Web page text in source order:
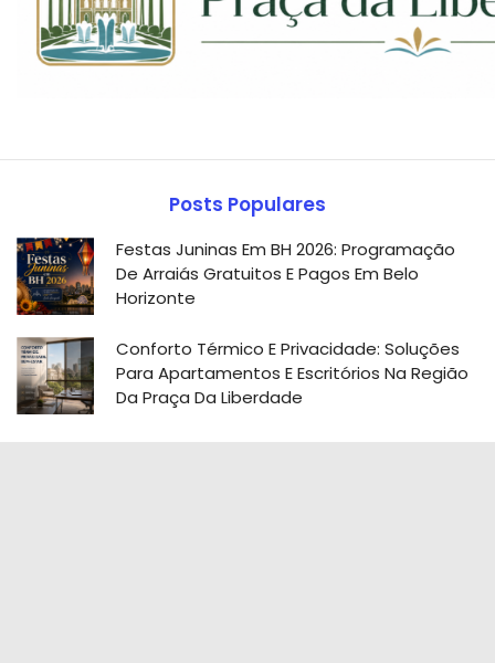
Posts Populares
Festas Juninas Em BH 2026: Programação
De Arraiás Gratuitos E Pagos Em Belo
Horizonte
Conforto Térmico E Privacidade: Soluções
Para Apartamentos E Escritórios Na Região
Da Praça Da Liberdade